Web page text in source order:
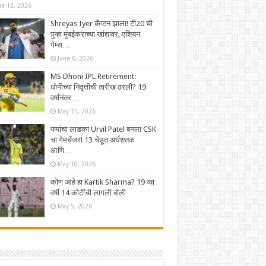
12, 2026
Shreyas Iyer कॅप्टन झाला! टी20 ची
पुन्हा मुंबईकराच्या खांद्यावर, एशियन
गेम्स…
June 6, 2026
MS Dhoni IPL Retirement:
धोनीच्या निवृत्तीची तारीख ठरली? 19
वर्षांनंतर…
May 15, 2026
पप्पांचा लाडका Urvil Patel बनला CSK
चा गेमचेंजर! 13 चेंडूत अर्धशतक
आणि…
May 10, 2026
कोण आहे हा Kartik Sharma? 19 व्या
वर्षी 14 कोटींची लागली बोली
May 5, 2026